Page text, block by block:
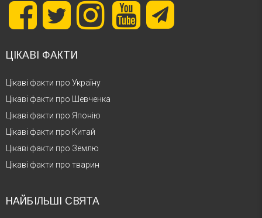
ЦІКАВІ ФАКТИ
Цікаві факти про Україну
Цікаві факти про Шевченка
Цікаві факти про Японію
Цікаві факти про Китай
Цікаві факти про Землю
Цікаві факти про тварин
НАЙБІЛЬШІ СВЯТА